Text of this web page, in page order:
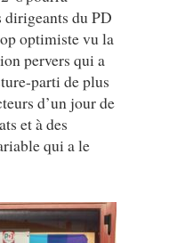
dirigeants du PD
optimiste vu la
pervers qui a
parti de plus
d’un jour de
et à des
qui a le